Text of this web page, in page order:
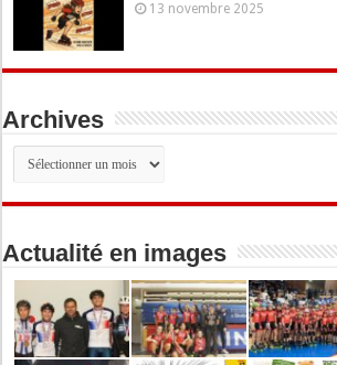
13 novembre 2025
Archives
Archives
Actualité en images